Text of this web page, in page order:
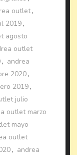
outlet,
2019 ,
agosto
outlet
, andrea
2020 ,
2019 ,
julio
outlet marzo
mayo
outlet
, andrea